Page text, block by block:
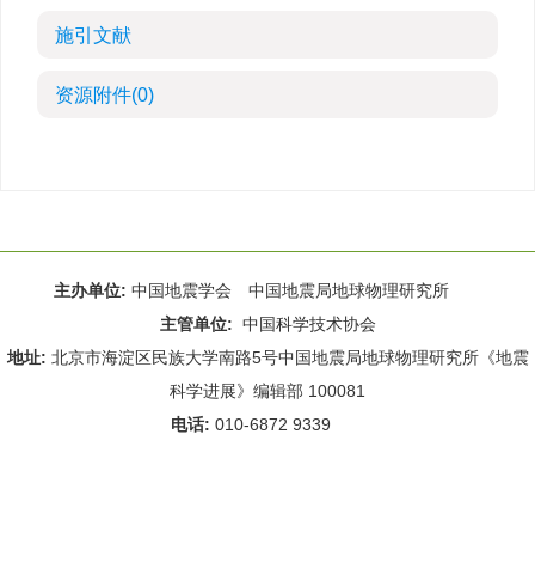
施引文献
资源附件(0)
主办单位: 中国地震学会 中国地震局地球物理研究所
主管单位: 中国科学技术协会
地址: 北京市海淀区民族大学南路5号中国地震局地球物理研究所《地震
科学进展》编辑部 100081
电话: 010-6872 9339